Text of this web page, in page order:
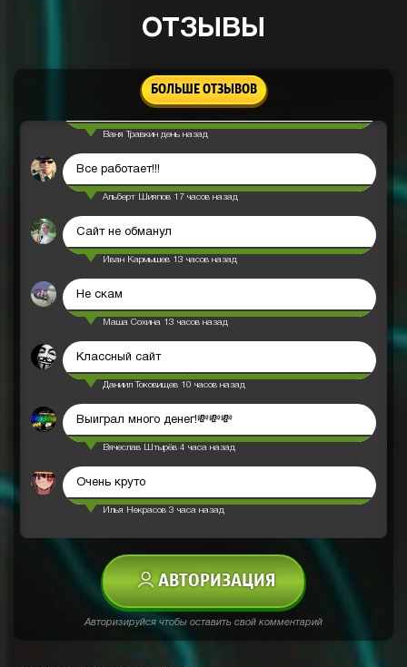
ОТЗЫВЫ
БОЛЬШЕ ОТЗЫВОВ
Вывел успешно
Ваня Травкин день назад
Все работает!!!
Альберт Шияпов 17 часов назад
Сайт не обманул
Иван Кармышев 13 часов назад
Не скам
Маша Сохина 13 часов назад
Классный сайт
Даниил Токовищев 10 часов назад
Выиграл много денег!💸💸💸
Вячеслав Штырёв 4 часа назад
Очень круто
Илья Некрасов 3 часа назад
АВТОРИЗАЦИЯ
Авторизируйся чтобы оставить свой комментарий